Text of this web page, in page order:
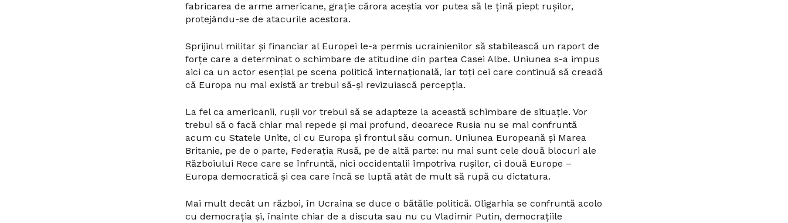
fabricarea de arme americane, grație cărora aceștia vor putea să le țină piept rușilor,
protejându-se de atacurile acestora.
Sprijinul militar și financiar al Europei le-a permis ucrainienilor să stabilească un raport de
forțe care a determinat o schimbare de atitudine din partea Casei Albe. Uniunea s-a impus
aici ca un actor esențial pe scena politică internațională, iar toți cei care continuă să creadă
că Europa nu mai există ar trebui să-și revizuiască percepția.
La fel ca americanii, rușii vor trebui să se adapteze la această schimbare de situație. Vor
trebui să o facă chiar mai repede și mai profund, deoarece Rusia nu se mai confruntă
acum cu Statele Unite, ci cu Europa și frontul său comun. Uniunea Europeană și Marea
Britanie, pe de o parte, Federația Rusă, pe de altă parte: nu mai sunt cele două blocuri ale
Războiului Rece care se înfruntă, nici occidentalii împotriva rușilor, ci două Europe –
Europa democratică și cea care încă se luptă atât de mult să rupă cu dictatura.
Mai mult decât un război, în Ucraina se duce o bătălie politică. Oligarhia se confruntă acolo
cu democrația și, înainte chiar de a discuta sau nu cu Vladimir Putin, democrațiile